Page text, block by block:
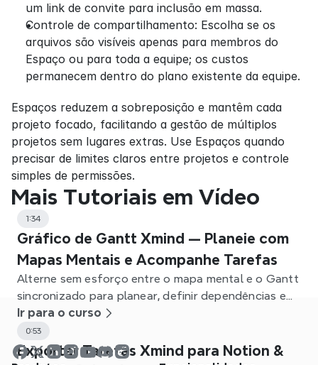
um link de convite para inclusão em massa.
Controle de compartilhamento: Escolha se os
arquivos são visíveis apenas para membros do
Espaço ou para toda a equipe; os custos
permanecem dentro do plano existente da equipe.
Espaços reduzem a sobreposição e mantêm cada
projeto focado, facilitando a gestão de múltiplos
projetos sem lugares extras. Use Espaços quando
precisar de limites claros entre projetos e controle
simples de permissões.
Mais Tutoriais em Vídeo
1:34
Gráfico de Gantt Xmind — Planeie com
Mapas Mentais e Acompanhe Tarefas
Alterne sem esforço entre o mapa mental e o Gantt
sincronizado para planear, definir dependências e
acompanhar projetos no Xmind.
Ir para o curso
0:53
Exportar Tarefas Xmind para Notion &